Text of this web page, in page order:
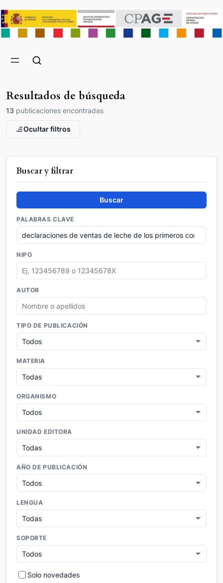
Resultados de búsqueda
13 publicaciones encontradas
Ocultar filtros
Buscar y filtrar
Buscar
PALABRAS CLAVE
NIPO
AUTOR
TIPO DE PUBLICACIÓN
MATERIA
ORGANISMO
UNIDAD EDITORA
AÑO DE PUBLICACIÓN
LENGUA
SOPORTE
Solo novedades